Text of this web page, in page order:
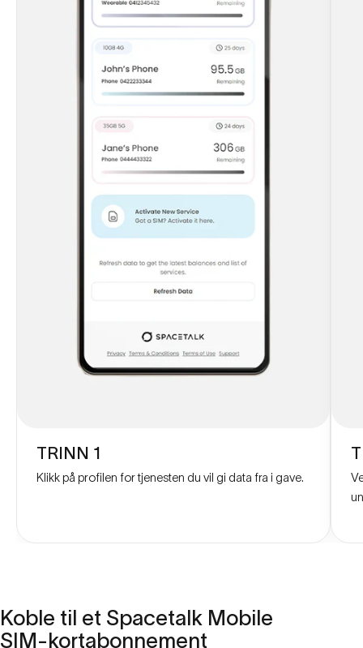
TRINN 1
Klikk på profilen for tjenesten du vil gi data fra i gave.
Koble til et Spacetalk Mobile
SIM-kortabonnement